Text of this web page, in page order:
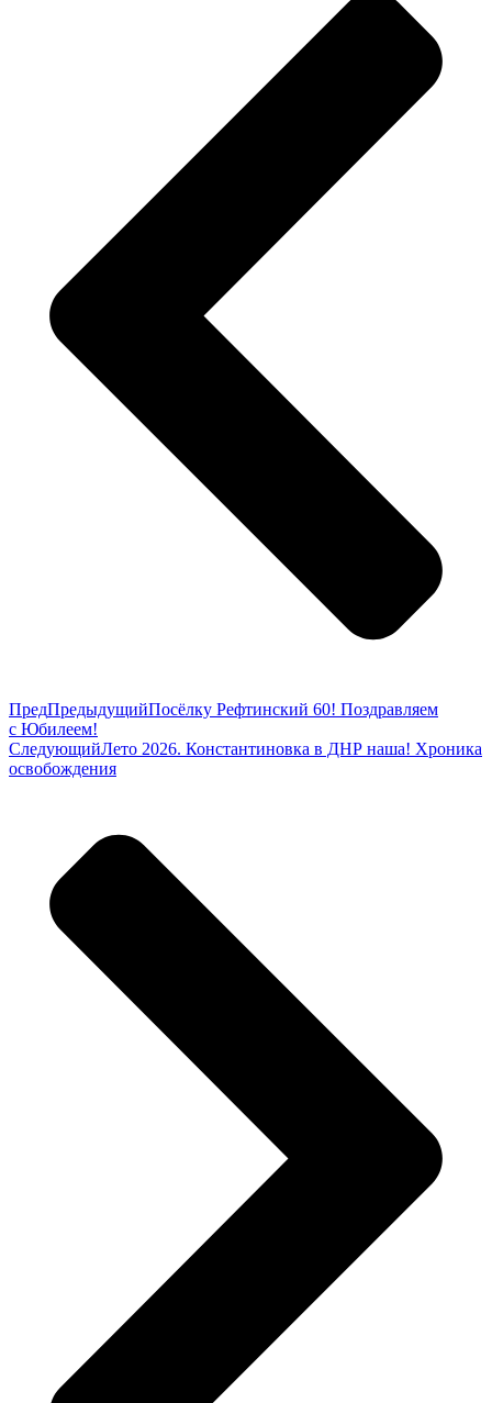
ПредПредыдущийПосёлку Рефтинский 60! Поздравляем
с Юбилеем!
СледующийЛето 2026. Константиновка в ДНР наша! Хроника
освобождения